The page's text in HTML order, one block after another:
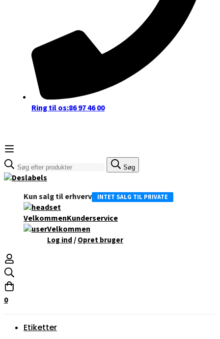
Ring til os:86 97 46 00
Søge
efter:
Søg
Kun salg til erhverv INTET SALG TIL PRIVATE
VelkommenKunderservice
Velkommen
Log ind/Opret bruger
0
Etiketter